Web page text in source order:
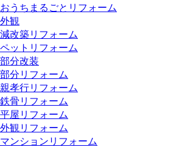
おうちまるごとリフォーム
外観
減改築リフォーム
ペットリフォーム
部分改装
部分リフォーム
親孝行リフォーム
鉄骨リフォーム
平屋リフォーム
外観リフォーム
マンションリフォーム